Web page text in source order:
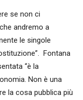
se non ci
andremo a
le singole
Fontana
“è la
Non è una
la cosa pubblica più